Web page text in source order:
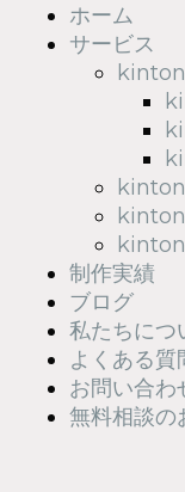
ホーム
サービス
制作実績
ブログ
私たちにつ
よくある質
お問い合わ
無料相談の